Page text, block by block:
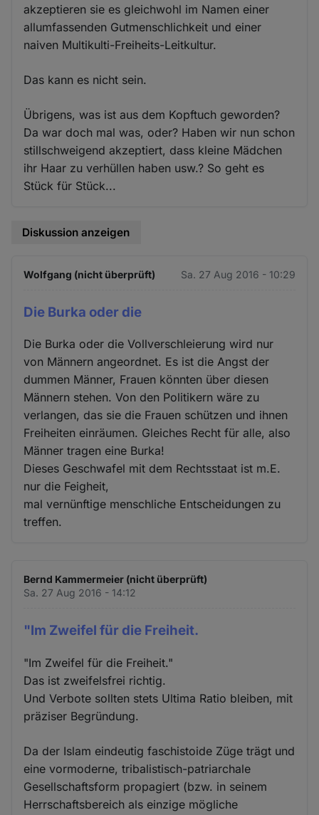
akzeptieren sie es gleichwohl im Namen einer
allumfassenden Gutmenschlichkeit und einer
naiven Multikulti-Freiheits-Leitkultur.
Das kann es nicht sein.
Übrigens, was ist aus dem Kopftuch geworden?
Da war doch mal was, oder? Haben wir nun schon
stillschweigend akzeptiert, dass kleine Mädchen
ihr Haar zu verhüllen haben usw.? So geht es
Stück für Stück...
Diskussion anzeigen
Wolfgang (nicht überprüft) Sa. 27 Aug 2016 - 10:29
Die Burka oder die
Die Burka oder die Vollverschleierung wird nur
von Männern angeordnet. Es ist die Angst der
dummen Männer, Frauen könnten über diesen
Männern stehen. Von den Politikern wäre zu
verlangen, das sie die Frauen schützen und ihnen
Freiheiten einräumen. Gleiches Recht für alle, also
Männer tragen eine Burka!
Dieses Geschwafel mit dem Rechtsstaat ist m.E.
nur die Feigheit,
mal vernünftige menschliche Entscheidungen zu
treffen.
Bernd Kammermeier (nicht überprüft)
Sa. 27 Aug 2016 - 14:12
"Im Zweifel für die Freiheit.
"Im Zweifel für die Freiheit."
Das ist zweifelsfrei richtig.
Und Verbote sollten stets Ultima Ratio bleiben, mit
präziser Begründung.
Da der Islam eindeutig faschistoide Züge trägt und
eine vormoderne, tribalistisch-patriarchale
Gesellschaftsform propagiert (bzw. in seinem
Herrschaftsbereich als einzige mögliche